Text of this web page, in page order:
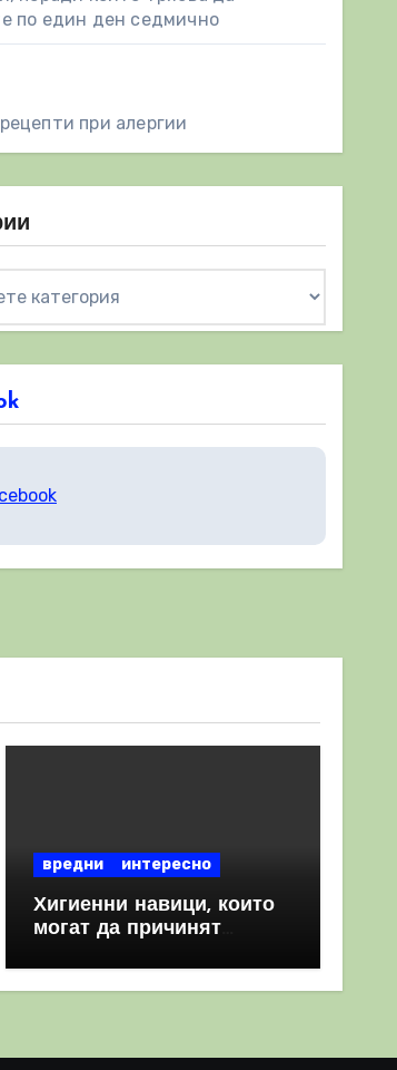
по един ден седмично
при алергии
вредни интересно
Хигиенни навици, които
могат да причинят
полза